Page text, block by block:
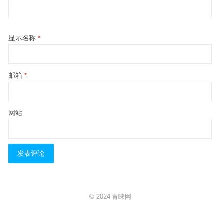
显示名称 *
邮箱 *
网站
© 2024 青睐网